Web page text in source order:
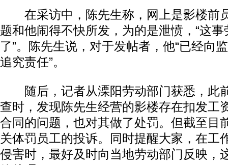
在采访中，陈先生称，网上是影楼前
题和他闹得不快所发，为的是泄愤，“这
了”。陈先生说，对于发帖者，他“已经向
追究责任”。
随后，记者从溧阳劳动部门获悉，此
查时，发现陈先生经营的影楼存在扣发工
合同的问题，也对其做了处罚。但截至目
关体罚员工的投诉。同时提醒大家，在工
侵害时，最好及时向当地劳动部门反映，